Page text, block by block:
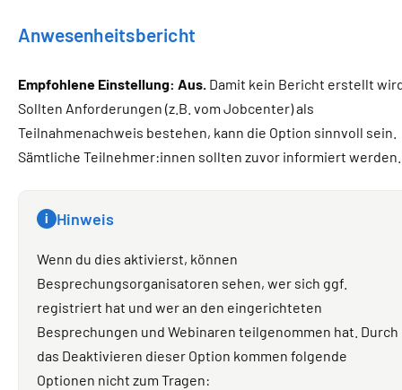
Anwesenheitsbericht
Empfohlene Einstellung: Aus. Damit kein Bericht erstellt
Sollten Anforderungen (z.B. vom Jobcenter) als
Teilnahmenachweis bestehen, kann die Option sinnvoll sein.
Sämtliche Teilnehmer:innen sollten zuvor informiert werden.
i Hinweis
Wenn du dies aktivierst, können
Besprechungsorganisatoren sehen, wer sich ggf.
registriert hat und wer an den eingerichteten
Besprechungen und Webinaren teilgenommen hat. Durch
das Deaktivieren dieser Option kommen folgende
Optionen nicht zum Tragen: